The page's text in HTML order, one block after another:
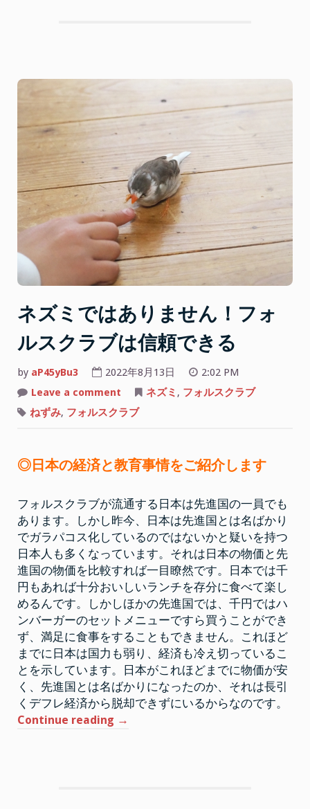
ズ
関
係
な
い
と
覚
て
こ
ネズミではありません！フォ
ルスクラブは信頼できる
by aP45yBu3 2022年8月13日
2:02 PM
Leave a comment
ズ
ミ
り
ま
フ
ォ
ル
ス
ク
ラ
ブ
は
信
頼
で
き
ネズミ , フォルスクラブ
ねずみ, フォルスクラブ
◎日本の経済と教育事情をご紹介します
フォルスクラブが流通する日本は先進国の一員でも
あります。しかし昨今、日本は先進国とは名ばかり
でガラパコス化しているのではないかと疑いを持つ
日本人も多くなっています。それは日本の物価と先
進国の物価を比較すれば一目瞭然です。日本では千
円もあれば十分おいしいランチを存分に食べて楽し
めるんです。しかしほかの先進国では、千円ではハ
ンバーガーのセットメニューですら買うことができ
ず、満足に食事をすることもできません。これほど
までに日本は国力も弱り、経済も冷え切っているこ
とを示しています。日本がこれほどまでに物価が安
く、先進国とは名ばかりになったのか、それは長引
くデフレ経済から脱却できずにいるからなのです。
Continue reading “ネ
→